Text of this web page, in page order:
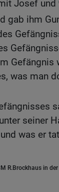
Josef
gab ihm
Gefängnis
was man
seiner
was er
R.Brockhaus in